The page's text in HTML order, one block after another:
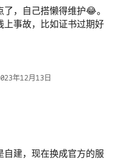
，自己搭懒得维护😂。
事故，比如证书过期好
年12月13日
建，现在换成官方的服